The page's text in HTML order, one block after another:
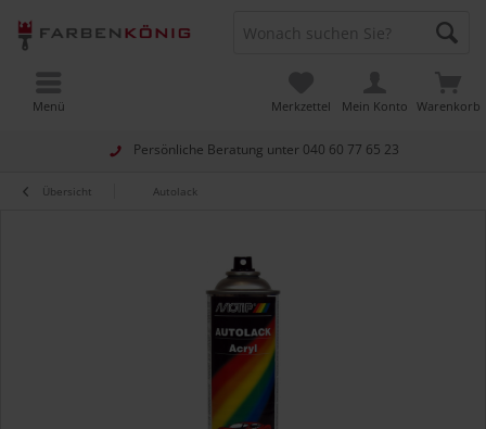
Persönliche Beratung unter 040 60 77 65 23
Warenkorb
Merkzettel Mein Konto
Menü
Übersicht Autolack